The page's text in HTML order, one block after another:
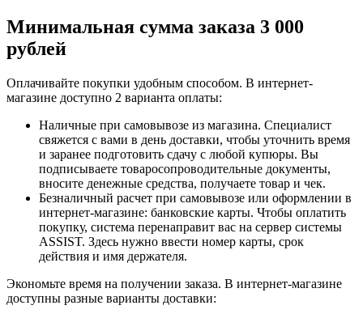
Минимальная сумма заказа 3 000
рублей
Оплачивайте покупки удобным способом. В интернет-
магазине доступно 2 варианта оплаты:
Наличные при самовывозе из магазина. Специалист
свяжется с вами в день доставки, чтобы уточнить время
и заранее подготовить сдачу с любой купюры. Вы
подписываете товаросопроводительные документы,
вносите денежные средства, получаете товар и чек.
Безналичный расчет при самовывозе или оформлении в
интернет-магазине: банковские карты. Чтобы оплатить
покупку, система перенаправит вас на сервер системы
ASSIST. Здесь нужно ввести номер карты, срок
действия и имя держателя.
Экономьте время на получении заказа. В интернет-магазине
доступны разные варианты доставки: